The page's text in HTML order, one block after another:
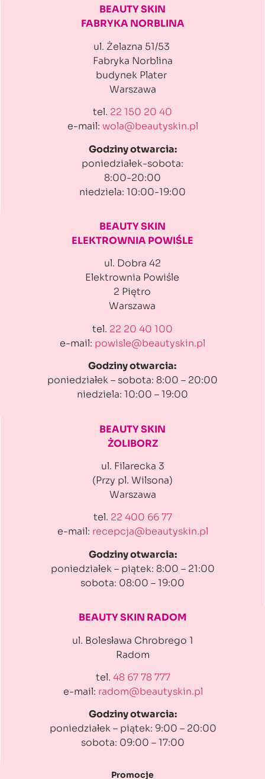
BEAUTY SKIN
FABRYKA NORBLINA
ul. Żelazna 51/53
Fabryka Norblina
budynek Plater
Warszawa
tel. 22 150 20 40
e-mail: wola@beautyskin.pl
Godziny otwarcia:
poniedziałek-sobota:
8:00-20:00
niedziela: 10:00-19:00
BEAUTY SKIN
ELEKTROWNIA POWIŚLE
ul. Dobra 42
Elektrownia Powiśle
2 Piętro
Warszawa
tel. 22 20 40 100
e-mail: powisle@beautyskin.pl
Godziny otwarcia:
poniedziałek – sobota: 8:00 – 20:00
niedziela: 10:00 – 19:00
BEAUTY SKIN
ŻOLIBORZ
ul. Filarecka 3
(Przy pl. Wilsona)
Warszawa
tel. 22 400 66 77
e-mail: recepcja@beautyskin.pl
Godziny otwarcia:
poniedziałek – piątek: 8:00 – 21:00
sobota: 08:00 – 19:00
BEAUTY SKIN RADOM
ul. Bolesława Chrobrego 1
Radom
tel. 48 67 78 777
e-mail: radom@beautyskin.pl
Godziny otwarcia:
poniedziałek – piątek: 9:00 – 20:00
sobota: 09:00 – 17:00
Promocje